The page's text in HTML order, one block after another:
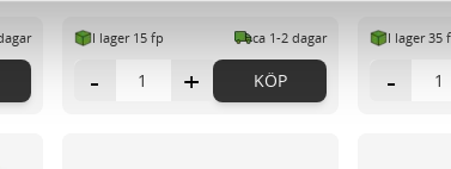
som vi samarbetar med. Dessa kan i
eller som de har samlat in när du har använt
I lager 15 fp ca 1-2 dagar
- + KÖP
I lager 35
-